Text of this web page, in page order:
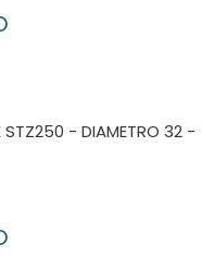
STZ250 - DIAMETRO 32 -